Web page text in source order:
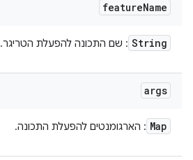
featureName
String : שם התכונה להפעלת הטריגר.
args
Map : הארגומנטים להפעלת התכונה.